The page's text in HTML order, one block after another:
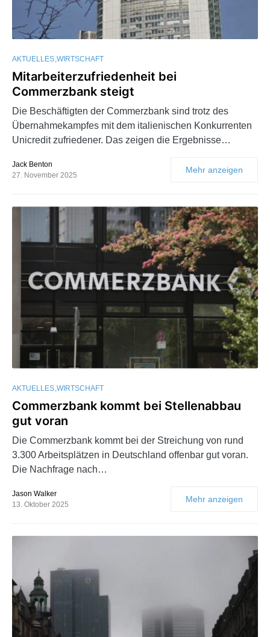
AKTUELLES WIRTSCHAFT
Mitarbeiterzufriedenheit bei
Commerzbank steigt
Die Beschäftigten der Commerzbank sind trotz des
Übernahmekampfes mit dem italienischen Konkurrenten
Unicredit zufriedener. Das zeigen die Ergebnisse…
Jack Benton
27. November 2025
Mehr anzeigen
AKTUELLES WIRTSCHAFT
Commerzbank kommt bei Stellenabbau
gut voran
Die Commerzbank kommt bei der Streichung von rund
3.300 Arbeitsplätzen in Deutschland offenbar gut voran.
Die Nachfrage nach…
Jason Walker
13. Oktober 2025
Mehr anzeigen